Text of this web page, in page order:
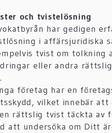
och tvistelösning
har gedigen
i affärsjuridiska
tvist om tolkning
eller andra
företag har en
vilket innebär
rättslig tvist täckta av
att undersöka om Ditt